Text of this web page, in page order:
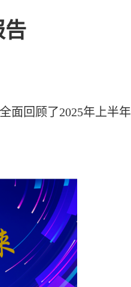
告
全面回顾了2025年上半